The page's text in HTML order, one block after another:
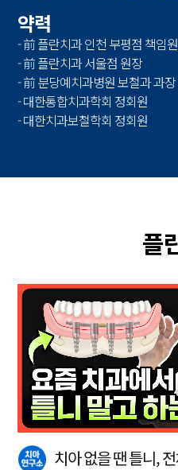
약력
- 前 플란치과 인천 부평점 책임
- 前 플란치과 서울점 원장
- 前 분당예치과병원 보철과 과장
- 대한통합치과학회 정회원
- 대한치과보철학회 정회원
플
치아 없을 땐 틀니,